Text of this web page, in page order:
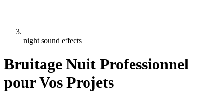
night sound effects
Bruitage Nuit Professionnel
pour Vos Projets